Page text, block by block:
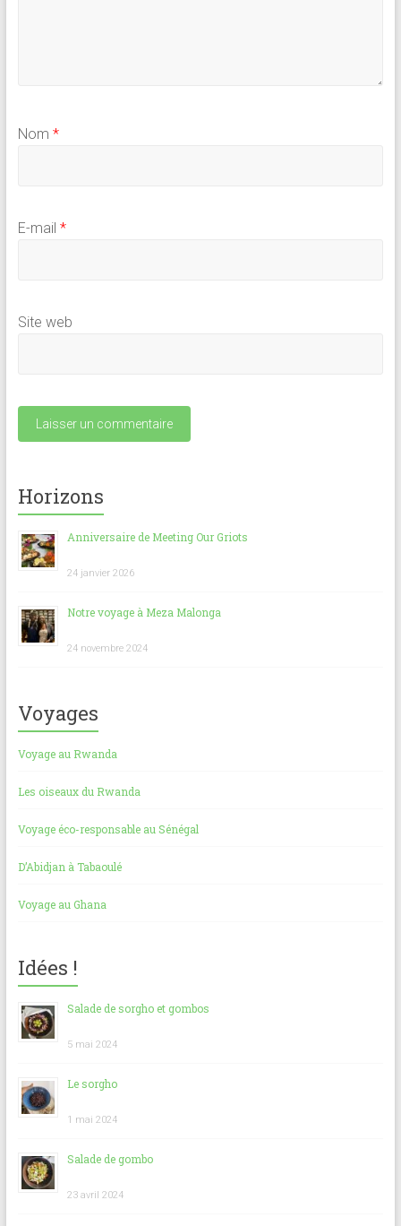
Nom *
E-mail *
Site web
Horizons
Anniversaire de Meeting Our Griots
24 janvier 2026
Notre voyage à Meza Malonga
24 novembre 2024
Voyages
Voyage au Rwanda
Les oiseaux du Rwanda
Voyage éco-responsable au Sénégal
D’Abidjan à Tabaoulé
Voyage au Ghana
Idées !
Salade de sorgho et gombos
5 mai 2024
Le sorgho
1 mai 2024
Salade de gombo
23 avril 2024